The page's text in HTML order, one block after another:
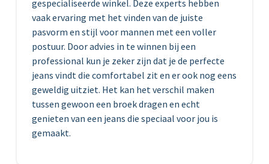
gespecialiseerde winkel. Deze experts hebben
vaak ervaring met het vinden van de juiste
pasvorm en stijl voor mannen met een voller
postuur. Door advies in te winnen bij een
professional kun je zeker zijn dat je de perfecte
jeans vindt die comfortabel zit en er ook nog eens
geweldig uitziet. Het kan het verschil maken
tussen gewoon een broek dragen en echt
genieten van een jeans die speciaal voor jou is
gemaakt.